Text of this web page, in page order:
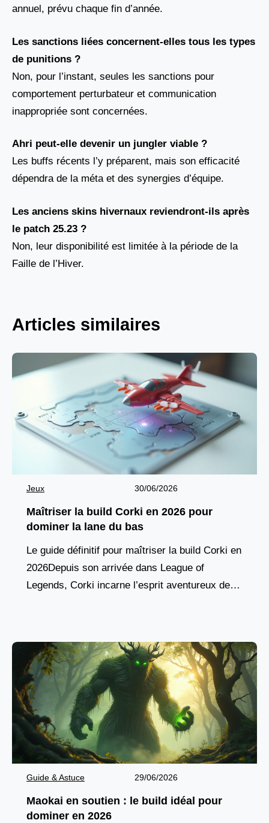
annuel, prévu chaque fin d’année.
Les sanctions liées concernent-elles tous les types
de punitions ?
Non, pour l’instant, seules les sanctions pour
comportement perturbateur et communication
inappropriée sont concernées.
Ahri peut-elle devenir un jungler viable ?
Les buffs récents l’y préparent, mais son efficacité
dépendra de la méta et des synergies d’équipe.
Les anciens skins hivernaux reviendront-ils après
le patch 25.23 ?
Non, leur disponibilité est limitée à la période de la
Faille de l’Hiver.
Articles similaires
Jeux 30/06/2026
Maîtriser la build Corki en 2026 pour
dominer la lane du bas
Le guide définitif pour maîtriser la build Corki en
2026Depuis son arrivée dans League of
Legends, Corki incarne l’esprit aventureux des
Guide & Astuce 29/06/2026
Maokai en soutien : le build idéal pour
dominer en 2026